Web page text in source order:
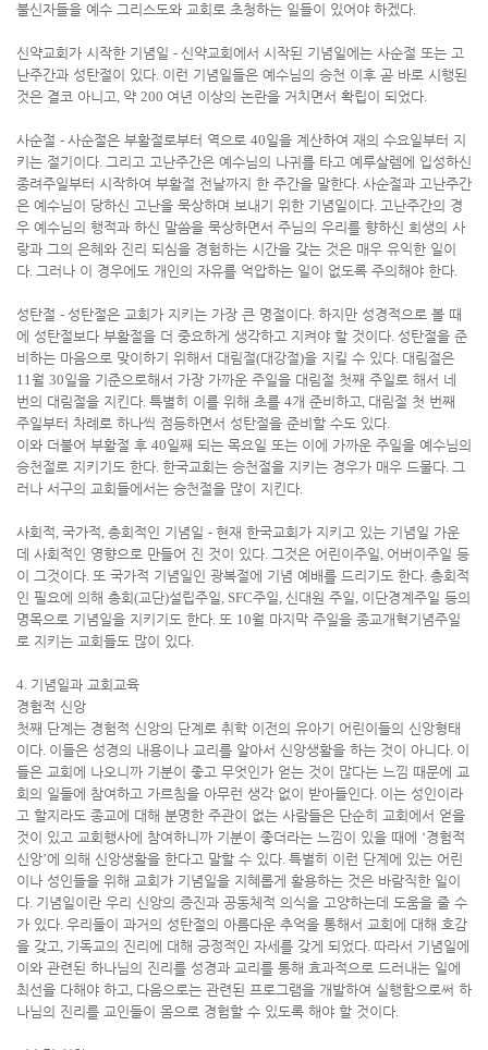
불신자들을 예수 그리스도와 교회로 초청하는 일들이 있어야 하겠다.
신약교회가 시작한 기념일 - 신약교회에서 시작된 기념일에는 사순절 또는 고
난주간과 성탄절이 있다. 이런 기념일들은 예수님의 승천 이후 곧 바로 시행된
것은 결코 아니고, 약 200 여년 이상의 논란을 거치면서 확립이 되었다.
사순절 - 사순절은 부활절로부터 역으로 40일을 계산하여 재의 수요일부터 지
키는 절기이다. 그리고 고난주간은 예수님의 나귀를 타고 예루살렘에 입성하신
종려주일부터 시작하여 부활절 전날까지 한 주간을 말한다. 사순절과 고난주간
은 예수님이 당하신 고난을 묵상하며 보내기 위한 기념일이다. 고난주간의 경
우 예수님의 행적과 하신 말씀을 묵상하면서 주님의 우리를 향하신 희생의 사
랑과 그의 은혜와 진리 되심을 경험하는 시간을 갖는 것은 매우 유익한 일이
다. 그러나 이 경우에도 개인의 자유를 억압하는 일이 없도록 주의해야 한다.
성탄절 - 성탄절은 교회가 지키는 가장 큰 명절이다. 하지만 성경적으로 볼 때
에 성탄절보다 부활절을 더 중요하게 생각하고 지켜야 할 것이다. 성탄절을 준
비하는 마음으로 맞이하기 위해서 대림절(대강절)을 지킬 수 있다. 대림절은
11월 30일을 기준으로해서 가장 가까운 주일을 대림절 첫째 주일로 해서 네
번의 대림절을 지킨다. 특별히 이를 위해 초를 4개 준비하고, 대림절 첫 번째
주일부터 차례로 하나씩 점등하면서 성탄절을 준비할 수도 있다.
이와 더불어 부활절 후 40일째 되는 목요일 또는 이에 가까운 주일을 예수님의
승천절로 지키기도 한다. 한국교회는 승천절을 지키는 경우가 매우 드물다. 그
러나 서구의 교회들에서는 승천절을 많이 지킨다.
사회적, 국가적, 총회적인 기념일 - 현재 한국교회가 지키고 있는 기념일 가운
데 사회적인 영향으로 만들어 진 것이 있다. 그것은 어린이주일, 어버이주일 등
이 그것이다. 또 국가적 기념일인 광복절에 기념 예배를 드리기도 한다. 총회적
인 필요에 의해 총회 (교단)설립주일, SFC주일, 신대원 주일, 이단경계주일 등의
명목으로 기념일을 지키기도 한다. 또 10월 마지막 주일을 종교개혁기념주일
로 지키는 교회들도 많이 있다.
4. 기념일과 교회교육
경험적 신앙
첫째 단계는 경험적 신앙의 단계로 취학 이전의 유아기 어린이들의 신앙형태
이다. 이들은 성경의 내용이나 교리를 알아서 신앙생활을 하는 것이 아니다. 이
들은 교회에 나오니까 기분이 좋고 무엇인가 얻는 것이 많다는 느낌 때문에 교
회의 일들에 참여하고 가르침을 아무런 생각 없이 받아들인다. 이는 성인이라
고 할지라도 종교에 대해 분명한 주관이 없는 사람들은 단순히 교회에서 얻을
것이 있고 교회행사에 참여하니까 기분이 좋더라는 느낌이 있을 때에 ‘경험적
신앙’에 의해 신앙생활을 한다고 말할 수 있다. 특별히 이런 단계에 있는 어린
이나 성인들을 위해 교회가 기념일을 지혜롭게 활용하는 것은 바람직한 일이
다. 기념일이란 우리 신앙의 증진과 공동체적 의식을 고양하는데 도움을 줄 수
가 있다. 우리들이 과거의 성탄절의 아름다운 추억을 통해서 교회에 대해 호감
을 갖고, 기독교의 진리에 대해 긍정적인 자세를 갖게 되었다. 따라서 기념일에
이와 관련된 하나님의 진리를 성경과 교리를 통해 효과적으로 드러내는 일에
최선을 다해야 하고, 다음으로는 관련된 프로그램을 개발하여 실행함으로써 하
나님의 진리를 교인들이 몸으로 경험할 수 있도록 해야 할 것이다.